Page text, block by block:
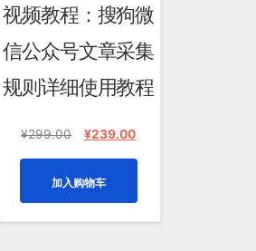
视频教程：搜狗微
信公众号文章采集
规则详细使用教程
¥299.00
原
¥299.00。
¥239.00当
为：
¥239.00。
加入购物车